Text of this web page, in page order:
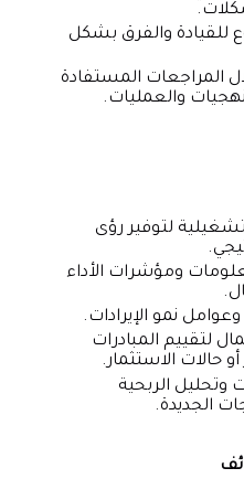
للقيادة والفرق بشكل
المراجعات المستفادة
والعمليات.
لتوفير رؤى
ومؤشرات الأداء
نمو الإيرادات.
لتقييم المبادرات
حالات الاستثمار.
وتحليل الربحية
الجديدة.